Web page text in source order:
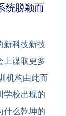
统脱颖而
新科技新技
上谋取更多
机构由此而
学校出现的
什么乾坤的